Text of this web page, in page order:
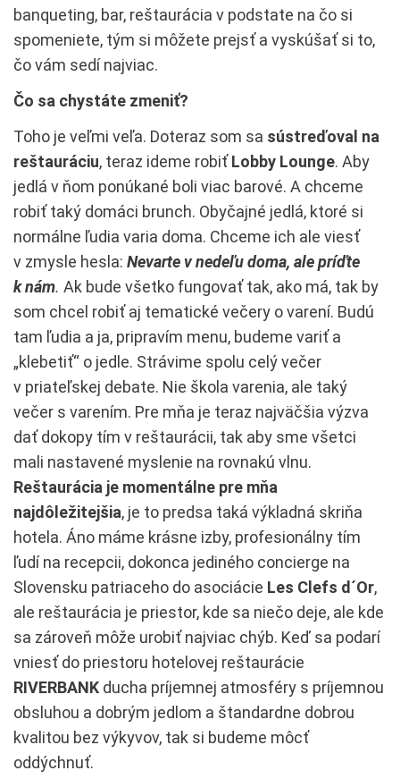
banqueting, bar, reštaurácia v podstate na čo si
spomeniete, tým si môžete prejsť a vyskúšať si to,
čo vám sedí najviac.
Čo sa chystáte zmeniť?
Toho je veľmi veľa. Doteraz som sa sústreďoval na
reštauráciu, teraz ideme robiťLobby Lounge. Aby
jedlá v ňom ponúkané boli viac barové. A chceme
robiť taký domáci brunch. Obyčajné jedlá, ktoré si
normálne ľudia varia doma. Chceme ich ale viesť
v zmysle hesla: Nevarte v nedeľu doma, ale príďte
k nám. Ak bude všetko fungovať tak, ako má, tak by
som chcel robiť aj tematické večery o varení. Budú
tam ľudia a ja, pripravím menu, budeme variť a
„klebetiť“ o jedle. Strávime spolu celý večer
v priateľskej debate. Nie škola varenia, ale taký
večer s varením. Pre mňa je teraz najväčšia výzva
dať dokopy tím v reštaurácii, tak aby sme všetci
mali nastavené myslenie na rovnakú vlnu.
Reštaurácia je momentálne pre mňa
najdôležitejšia, je to predsa taká výkladná skriňa
hotela. Áno máme krásne izby, profesionálny tím
ľudí na recepcii, dokonca jediného concierge na
Slovensku patriaceho do asociácie Les Clefs d´Or,
ale reštaurácia je priestor, kde sa niečo deje, ale kde
sa zároveň môže urobiť najviac chýb. Keď sa podarí
vniesť do priestoru hotelovej reštaurácie
RIVERBANK ducha príjemnej atmosféry s príjemnou
obsluhou a dobrým jedlom a štandardne dobrou
kvalitou bez výkyvov, tak si budeme môcť
oddýchnuť.